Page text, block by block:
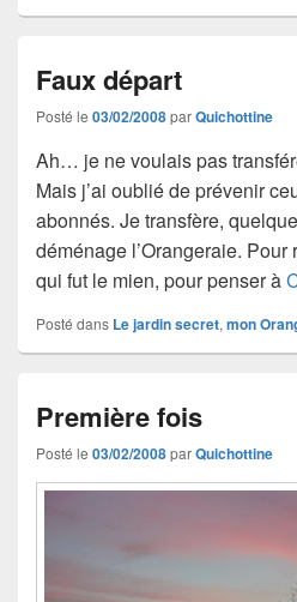
Faux départ
Posté le 03/02/2008parQuichottine
Ah… je ne voulais pas
Mais j’ai oublié de prévenir
abonnés. Je transfère,
déménage l’Orangeraie.
qui fut le mien, pour penser à
Posté dans Le jardin secret, mon
Première fois
Posté le 03/02/2008parQuichottine